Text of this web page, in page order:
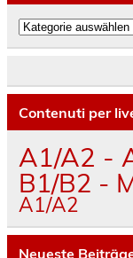
Kategorien
Contenuti per
A1/A2 -
B1/B2 -
A1/A2
Neueste